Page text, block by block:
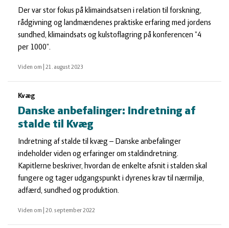
Der var stor fokus på klimaindsatsen i relation til forskning,
rådgivning og landmændenes praktiske erfaring med jordens
sundhed, klimaindsats og kulstoflagring på konferencen ”4
per 1000”.
Viden om 21. august 2023
Kvæg
Danske anbefalinger: Indretning af
stalde til Kvæg
Indretning af stalde til kvæg – Danske anbefalinger
indeholder viden og erfaringer om staldindretning.
Kapitlerne beskriver, hvordan de enkelte afsnit i stalden skal
fungere og tager udgangspunkt i dyrenes krav til nærmiljø,
adfærd, sundhed og produktion.
Viden om 20. september 2022